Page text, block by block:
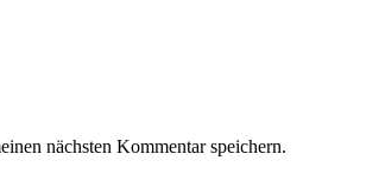
nächsten Kommentar speichern.